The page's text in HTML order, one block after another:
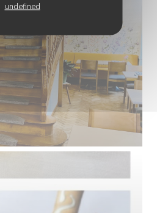
undefined